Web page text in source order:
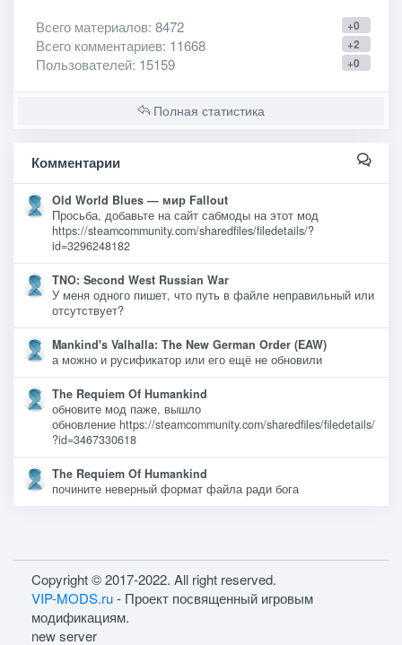
+0
Всего материалов: 8472
+2
Всего комментариев: 11668
+0
Пользователей: 15159
Полная статистика
Комментарии
Old World Blues — мир Fallout
Просьба, добавьте на сайт сабмоды на этот мод
https://steamcommunity.com/sharedfiles/filedetails/?
id=3296248182
TNO: Second West Russian War
У меня одного пишет, что путь в файле неправильный или
отсутствует?
Mankind's Valhalla: The New German Order (EAW)
а можно и русификатор или его ещё не обновили
The Requiem Of Humankind
обновите мод паже, вышло
обновление https://steamcommunity.com/sharedfiles/filedetails/
?id=3467330618
The Requiem Of Humankind
почините неверный формат файла ради бога
Copyright © 2017-2022. All right reserved.
VIP-MODS.ru- Проект посвященный игровым
модификациям.
new server